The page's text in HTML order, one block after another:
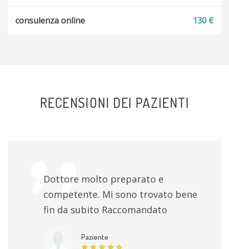
consulenza online 130 €
RECENSIONI DEI PAZIENTI
Dottore molto preparato e
competente. Mi sono trovato bene
fin da subito Raccomandato
Paziente